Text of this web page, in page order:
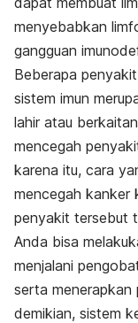
menyebabkan
gangguan
Beberapa
sistem imun
lahir atau
mencegah
karena itu, cara
mencegah kanker
penyakit tersebut
Anda bisa
menjalani
serta menerapkan
demikian, sistem